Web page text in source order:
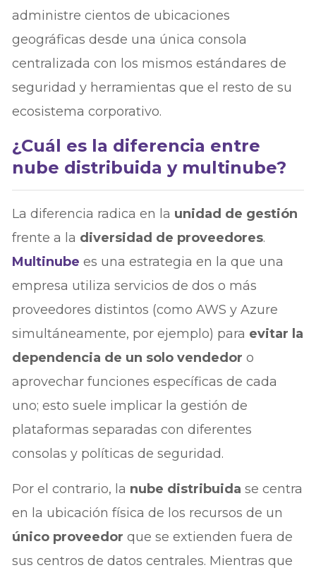
administre cientos de ubicaciones
geográficas desde una única consola
centralizada con los mismos estándares de
seguridad y herramientas que el resto de su
ecosistema corporativo.
¿Cuál es la diferencia entre
nube distribuida y multinube?
La diferencia radica en la unidad de gestión
frente a la diversidad de proveedores.
Multinube es una estrategia en la que una
empresa utiliza servicios de dos o más
proveedores distintos (como AWS y Azure
simultáneamente, por ejemplo) para evitar la
dependencia de un solo vendedor o
aprovechar funciones específicas de cada
uno; esto suele implicar la gestión de
plataformas separadas con diferentes
consolas y políticas de seguridad.
Por el contrario, la nube distribuida se centra
en la ubicación física de los recursos de un
único proveedor que se extienden fuera de
sus centros de datos centrales. Mientras que